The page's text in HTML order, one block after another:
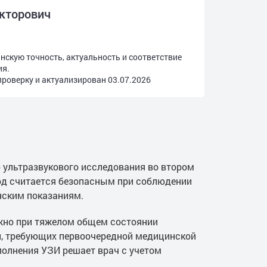
точность, актуальность и соответствие
и актуализирован 03.07.2026
исследования во втором
считается безопасным при соблюдении
показаниям.
при тяжелом общем состоянии
требующих первоочередной медицинской
УЗИ решает врач с учетом